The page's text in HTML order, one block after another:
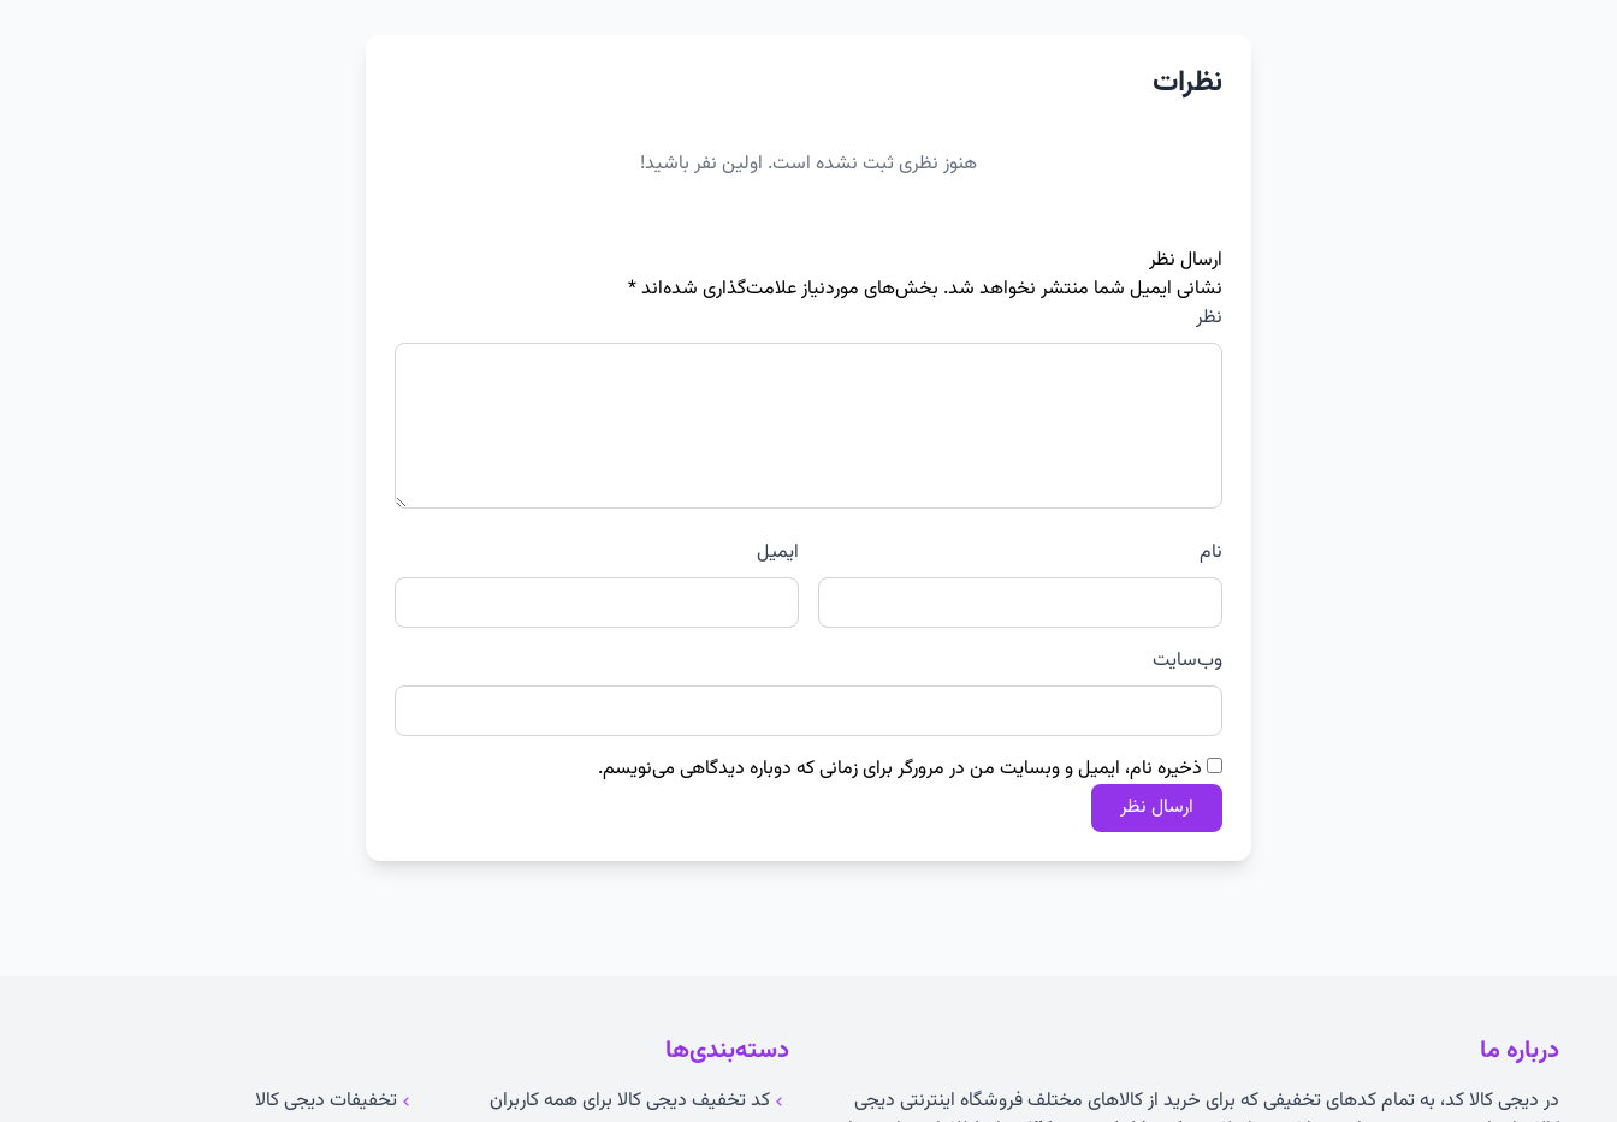
نظرات
هنوز نظری ثبت نشده است. اولین نفر باشید!
ارسال نظر
نشانی ایمیل شما منتشر نخواهد شد. بخش‌های موردنیاز علامت‌گذاری شده‌اند*
نظر
نام ایمیل
وب‌سایت
ذخیره نام، ایمیل و وبسایت من در مرورگر برای زمانی که دوباره دیدگاهی می‌نویسم.
درباره ما
در دیجی کالا کد، به تمام کدهای تخفیفی که برای خرید از کالاهای مختلف فروشگاه اینترنتی دیجی
دسته‌بندی‌ها
کد تخفیف دیجی کالا برای همه کاربران تخفیفات دیجی کالا